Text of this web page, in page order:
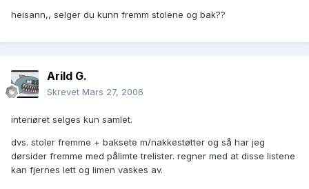
heisann,, selger du kunn fremm stolene og bak??
Arild G.
Skrevet Mars 27, 2006
interiøret selges kun samlet.
dvs. stoler fremme + baksete m/nakkestøtter og så har jeg
dørsider fremme med pålimte trelister. regner med at disse listene
kan fjernes lett og limen vaskes av.